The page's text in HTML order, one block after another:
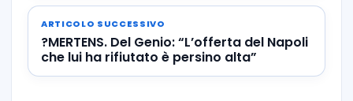
ARTICOLO SUCCESSIVO
?MERTENS. Del Genio: “L’offerta del Napoli
che lui ha rifiutato è persino alta”